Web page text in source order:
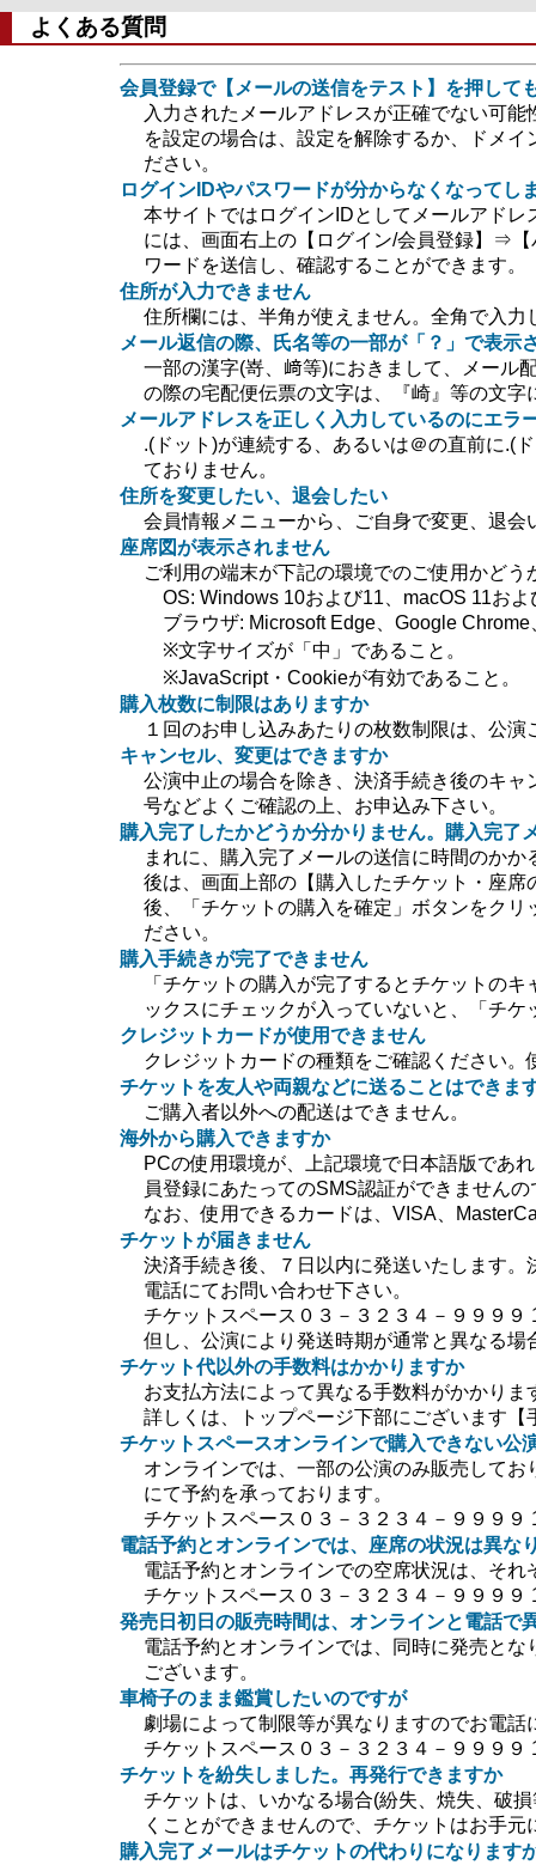
よくある質問
会員登録で【メールの送信をテスト】を押して
入力されたメールアドレスが正確でない可
を設定の場合は、設定を解除するか、ドメ
ださい。
ログインIDやパスワードが分からなくなってし
本サイトではログインIDとしてメールアド
には、画面右上の【ログイン/会員登録】⇒
ワードを送信し、確認することができます。
住所が入力できません
住所欄には、半角が使えません。全角で入力
メール返信の際、氏名等の一部が「？」で表示
一部の漢字(嵜、﨑等)におきまして、メール
の際の宅配便伝票の文字は、『崎』等の文
メールアドレスを正しく入力しているのにエラ
.(ドット)が連続する、あるいは＠の直前に.(
ておりません。
住所を変更したい、退会したい
会員情報メニューから、ご自身で変更、退会
座席図が表示されません
ご利用の端末が下記の環境でのご使用かどう
OS: Windows 10および11、macOS 11お
ブラウザ: Microsoft Edge、Google Chrome
※文字サイズが「中」であること。
※JavaScript・Cookieが有効であること。
購入枚数に制限はありますか
１回のお申し込みあたりの枚数制限は、公演
キャンセル、変更はできますか
公演中止の場合を除き、決済手続き後のキ
号などよくご確認の上、お申込み下さい。
購入完了したかどうか分かりません。購入完了
まれに、購入完了メールの送信に時間のか
後は、画面上部の【購入したチケット・座
後、「チケットの購入を確定」ボタンをク
ださい。
購入手続きが完了できません
「チケットの購入が完了するとチケットの
ックスにチェックが入っていないと、「チ
クレジットカードが使用できません
クレジットカードの種類をご確認ください
チケットを友人や両親などに送ることはできま
ご購入者以外への配送はできません。
海外から購入できますか
PCの使用環境が、上記環境で日本語版であ
員登録にあたってのSMS認証ができません
なお、使用できるカードは、VISA、
チケットが届きません
決済手続き後、７日以内に発送いたします
電話にてお問い合わせ下さい。
チケットスペース０３－３２３４－９９９９
但し、公演により発送時期が通常と異なる
チケット代以外の手数料はかかりますか
お支払方法によって異なる手数料がかかりま
詳しくは、トップページ下部にございます【
チケットスペースオンラインで購入できない公
オンラインでは、一部の公演のみ販売して
にて予約を承っております。
チケットスペース０３－３２３４－９９９９
電話予約とオンラインでは、座席の状況は異な
電話予約とオンラインでの空席状況は、それ
チケットスペース０３－３２３４－９９９９
発売日初日の販売時間は、オンラインと電話で
電話予約とオンラインでは、同時に発売と
ございます。
車椅子のまま鑑賞したいのですが
劇場によって制限等が異なりますのでお電話
チケットスペース０３－３２３４－９９９９
チケットを紛失しました。再発行できますか
チケットは、いかなる場合(紛失、焼失、破
くことができませんので、チケットはお手
購入完了メールはチケットの代わりになります